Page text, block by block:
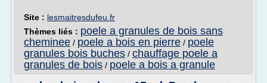
Site : lesmaitresdufeu.fr
Thèmes liés : poele a granules de bois sans
cheminee / poele a bois en pierre / poele
granules bois buches / chauffage poele a
granules de bois / poele a bois a granule